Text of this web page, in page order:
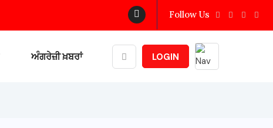
Follow Us
ਅੰਗਰੇਜ਼ੀ ਖ਼ਬਰਾਂ LOGIN